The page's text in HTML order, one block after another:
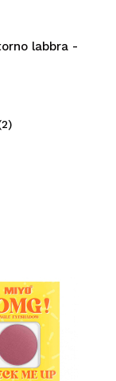
labbra -